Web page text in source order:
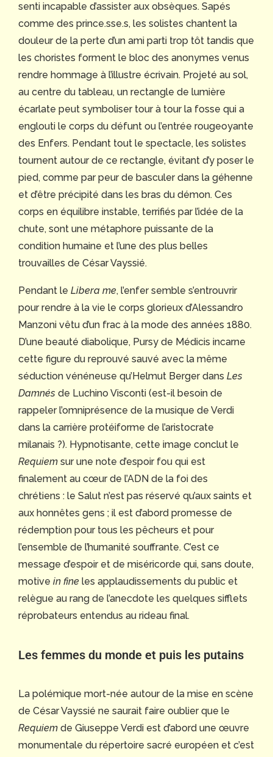
senti incapable d’assister aux obsèques. Sapés
comme des prince.sse.s, les solistes chantent la
douleur de la perte d’un ami parti trop tôt tandis que
les choristes forment le bloc des anonymes venus
rendre hommage à l’illustre écrivain. Projeté au sol,
au centre du tableau, un rectangle de lumière
écarlate peut symboliser tour à tour la fosse qui a
englouti le corps du défunt ou l’entrée rougeoyante
des Enfers. Pendant tout le spectacle, les solistes
tournent autour de ce rectangle, évitant d’y poser le
pied, comme par peur de basculer dans la géhenne
et d’être précipité dans les bras du démon. Ces
corps en équilibre instable, terrifiés par l’idée de la
chute, sont une métaphore puissante de la
condition humaine et l’une des plus belles
trouvailles de César Vayssié.
Pendant le Libera me, l’enfer semble s’entrouvrir
pour rendre à la vie le corps glorieux d’Alessandro
Manzoni vêtu d’un frac à la mode des années 1880.
D’une beauté diabolique, Pursy de Médicis incarne
cette figure du reprouvé sauvé avec la même
séduction vénéneuse qu’Helmut Berger dans Les
Damnés de Luchino Visconti (est-il besoin de
rappeler l’omniprésence de la musique de Verdi
dans la carrière protéiforme de l’aristocrate
milanais ?). Hypnotisante, cette image conclut le
Requiem sur une note d’espoir fou qui est
finalement au cœur de l’ADN de la foi des
chrétiens : le Salut n’est pas réservé qu’aux saints et
aux honnêtes gens ; il est d’abord promesse de
rédemption pour tous les pêcheurs et pour
l’ensemble de l’humanité souffrante. C’est ce
message d’espoir et de miséricorde qui, sans doute,
motive in fine les applaudissements du public et
relègue au rang de l’anecdote les quelques sifflets
réprobateurs entendus au rideau final.
Les femmes du monde et puis les putains
La polémique mort-née autour de la mise en scène
de César Vayssié ne saurait faire oublier que le
Requiem de Giuseppe Verdi est d’abord une œuvre
monumentale du répertoire sacré européen et c’est